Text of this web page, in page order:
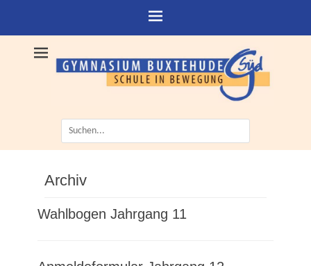
Suche
nach:
Archiv
Wahlbogen Jahrgang 11